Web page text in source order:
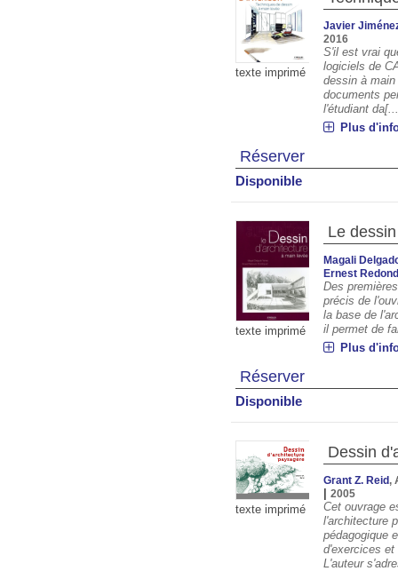
texte imprimé
Javier
2016
S'il est vrai
logiciels de
dessin à
documents
l'étudiant
Plus
Réserver
Disponible
texte imprimé
Le
Magali
Ernest
Des
précis de
la base de
il permet de
Plus
Réserver
Disponible
texte imprimé
Dessin
Grant Z. Reid,
|2005
Cet ouvrage
l'architecture
pédagogique
d'exercices et
L'auteur